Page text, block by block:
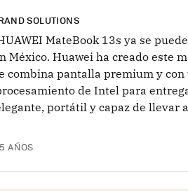
SOLUTIONS
MateBook 13s ya se puede
México. Huawei ha creado este
combina pantalla premium y con
de Intel para
portátil y capaz de llevar
AÑOS